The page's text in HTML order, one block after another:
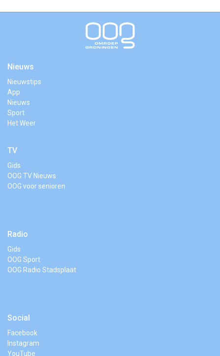
Nieuws
Nieuwstips
App
Nieuws
Sport
Het Weer
TV
Gids
OOG TV Nieuws
OOG voor senioren
Radio
Gids
OOG Sport
OOG Radio Stadsplaat
Social
Facebook
Instagram
YouTube